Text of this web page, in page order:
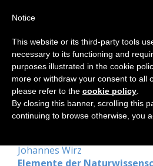
Vom Sehen zum
Johannes Wirz
Elemente der
Notice
This website or its third-party tools
necessary to its functioning and
purposes illustrated in the cookie
more or withdraw your consent to all
please refer to the cookie policy
By closing this banner, scrolling this
continuing to browse otherwise, you